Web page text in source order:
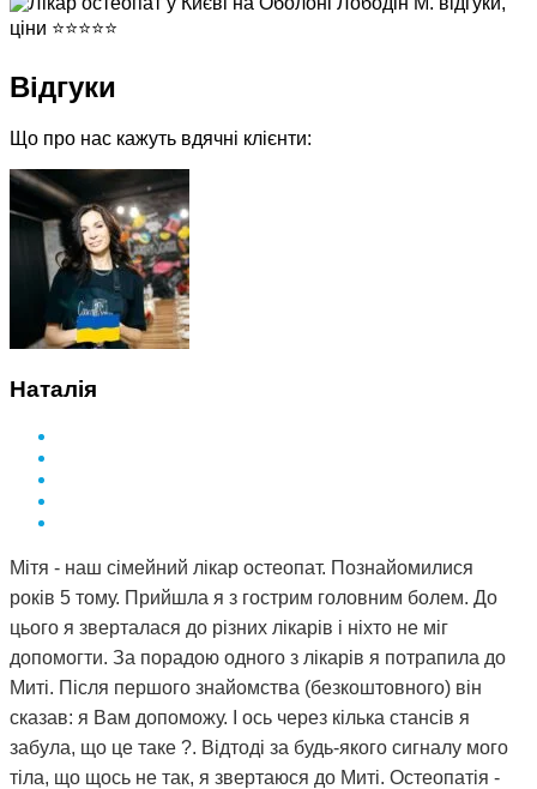
Відгуки
Що про нас кажуть вдячні клієнти:
Наталія
Мітя - наш сімейний лікар остеопат. Познайомилися
років 5 тому. Прийшла я з гострим головним болем. До
цього я зверталася до різних лікарів і ніхто не міг
допомогти. За порадою одного з лікарів я потрапила до
Миті. Після першого знайомства (безкоштовного) він
сказав: я Вам допоможу. І ось через кілька стансів я
забула, що це таке ?. Відтоді за будь-якого сигналу мого
тіла, що щось не так, я звертаюся до Миті. Остеопатія -